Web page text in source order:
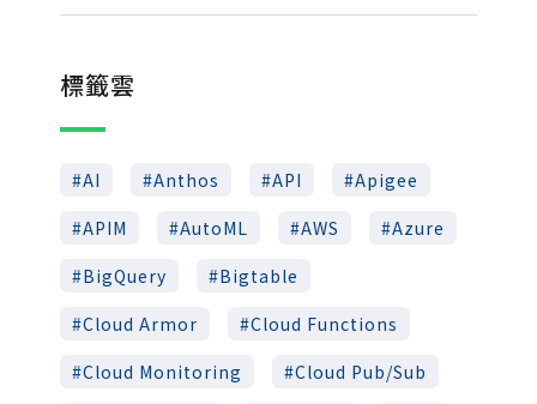
標籤雲
AI Anthos API
Apigee
APIM
AutoML AWS
Azure
BigQuery
Bigtable
Cloud Armor
Cloud Functions
Cloud Monitoring
Cloud Pub/Sub